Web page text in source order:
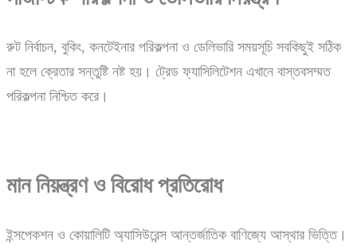
রুট নির্বাচন, বুকিং, কনটেইনার পরিকল্পনা ও ডেলিভারি সময়সূচি সবকিছুই সঠিক
না হলে ক্রেতার সন্তুষ্টি নষ্ট হয়। ট্রেড ফ্যাসিলিটেশন এখানে বাস্তবসম্মত
পরিকল্পনা নিশ্চিত করে।
মান নিয়ন্ত্রণ ও বিরোধ প্রতিরোধ
ইন্সপেকশন ও কোয়ালিটি অ্যাসিউরেন্স আন্তর্জাতিক বাণিজ্যে আস্থার ভিত্তি।